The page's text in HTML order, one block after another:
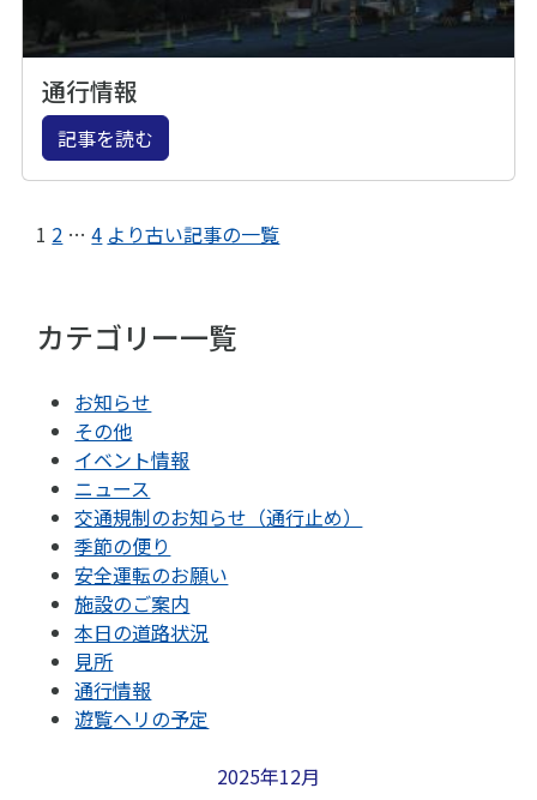
通行情報
記事を読む
1 2 … 4 より古い記事の一覧
カテゴリー一覧
お知らせ
その他
イベント情報
ニュース
交通規制のお知らせ（通行止め）
季節の便り
安全運転のお願い
施設のご案内
本日の道路状況
見所
通行情報
遊覧ヘリの予定
2025年12月